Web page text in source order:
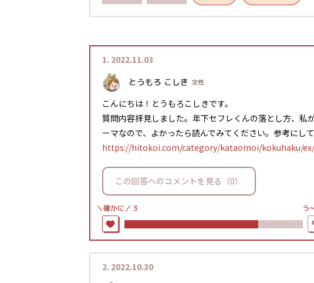
1. 2022.11.03
とうもろ こしき 女性
こんにちは！とうもろこしきです。
質問内容拝見しました。年下セフレくんの落とし方、
ーマなので、よかったら読んでみてください。参考にし
https://hitokoi.com/category/kataomoi/kokuhaku/
この回答へのコメントを見る（0）
＼確かに／ 3 う
2. 2022.10.30